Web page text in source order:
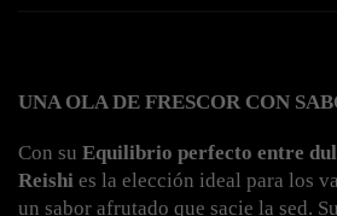
UNA OLA DE FRESCOR CON
Con su Equilibrio perfecto entre
Reishi es la elección ideal para los
un sabor afrutado que sacie la sed.